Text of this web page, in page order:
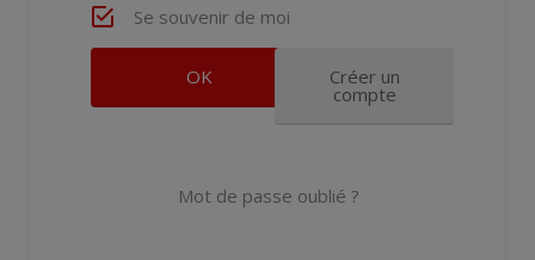
Se souvenir de moi
Créer un
compte
Mot de passe oublié ?